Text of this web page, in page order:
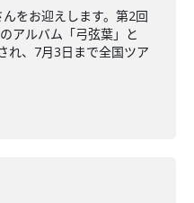
をお迎えします。第2回
アルバム「弓弦葉」と
れ、7月3日まで全国ツア